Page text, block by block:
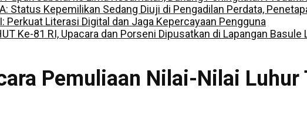
Status Kepemilikan Sedang Diuji di Pengadilan Perdata,
Literasi Digital dan Jaga Kepercayaan Pengguna
Ke-81 RI, Upacara dan Porseni Dipusatkan di Lapangan Basule
Pemuliaan Nilai-Nilai